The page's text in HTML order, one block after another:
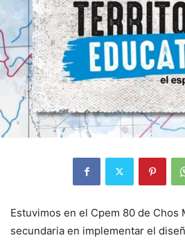
Estuvimos en el Cpem 80 de Chos
secundaria en implementar el